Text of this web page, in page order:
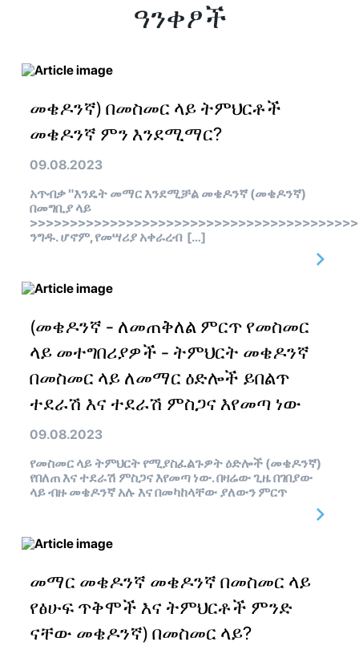
ዓንቀፆች
መቄዶንኛ) በመስመር ላይ ትምህርቶች
መቄዶንኛ ምን እንደሚማር?
09.08.2023
አጥብቃ "እንዴት መማር እንደሚቻል መቄዶንኛ (መቄዶንኛ)
በመግቢያ ላይ
ንግዱ. ሆኖም, የመሣሪያ አቀራረብ […]
(መቄዶንኛ - ለመጠቅለል ምርጥ የመስመር
ላይ መተግበሪያዎች - ትምህርት መቄዶንኛ
በመስመር ላይ ለመማር ዕድሎች ይበልጥ
ተደራሽ እና ተደራሽ ምስጋና እየመጣ ነው
09.08.2023
የመስመር ላይ ትምህርት የሚያስፈልጉዎት ዕድሎች (መቄዶንኛ)
የበለጠ እና ተደራሽ ምስጋና እየመጣ ነው. በዛሬው ጊዜ በገበያው
ላይ ብዙ መቄዶንኛ አሉ እና በመካከላቸው ያለውን ምርጥ
መማር መቄዶንኛ መቄዶንኛ በመስመር ላይ
የፅሁፍ ጥቅሞች እና ትምህርቶች ምንድ
ናቸው መቄዶንኛ) በመስመር ላይ?